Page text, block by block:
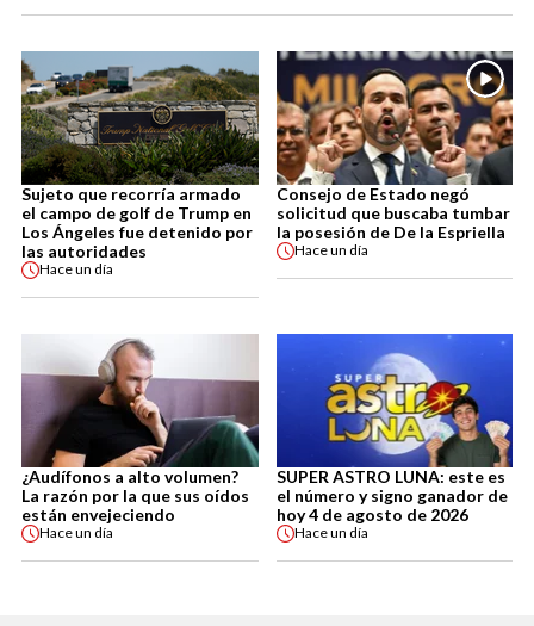
Sujeto que recorría armado
el campo de golf de Trump en
Los Ángeles fue detenido por
las autoridades
Haceun día
Consejo de Estado negó
solicitud que buscaba tumbar
la posesión de De la Espriella
Haceun día
¿Audífonos a alto volumen?
La razón por la que sus oídos
están envejeciendo
Haceun día
SUPER ASTRO LUNA: este es
el número y signo ganador de
hoy 4 de agosto de 2026
Haceun día